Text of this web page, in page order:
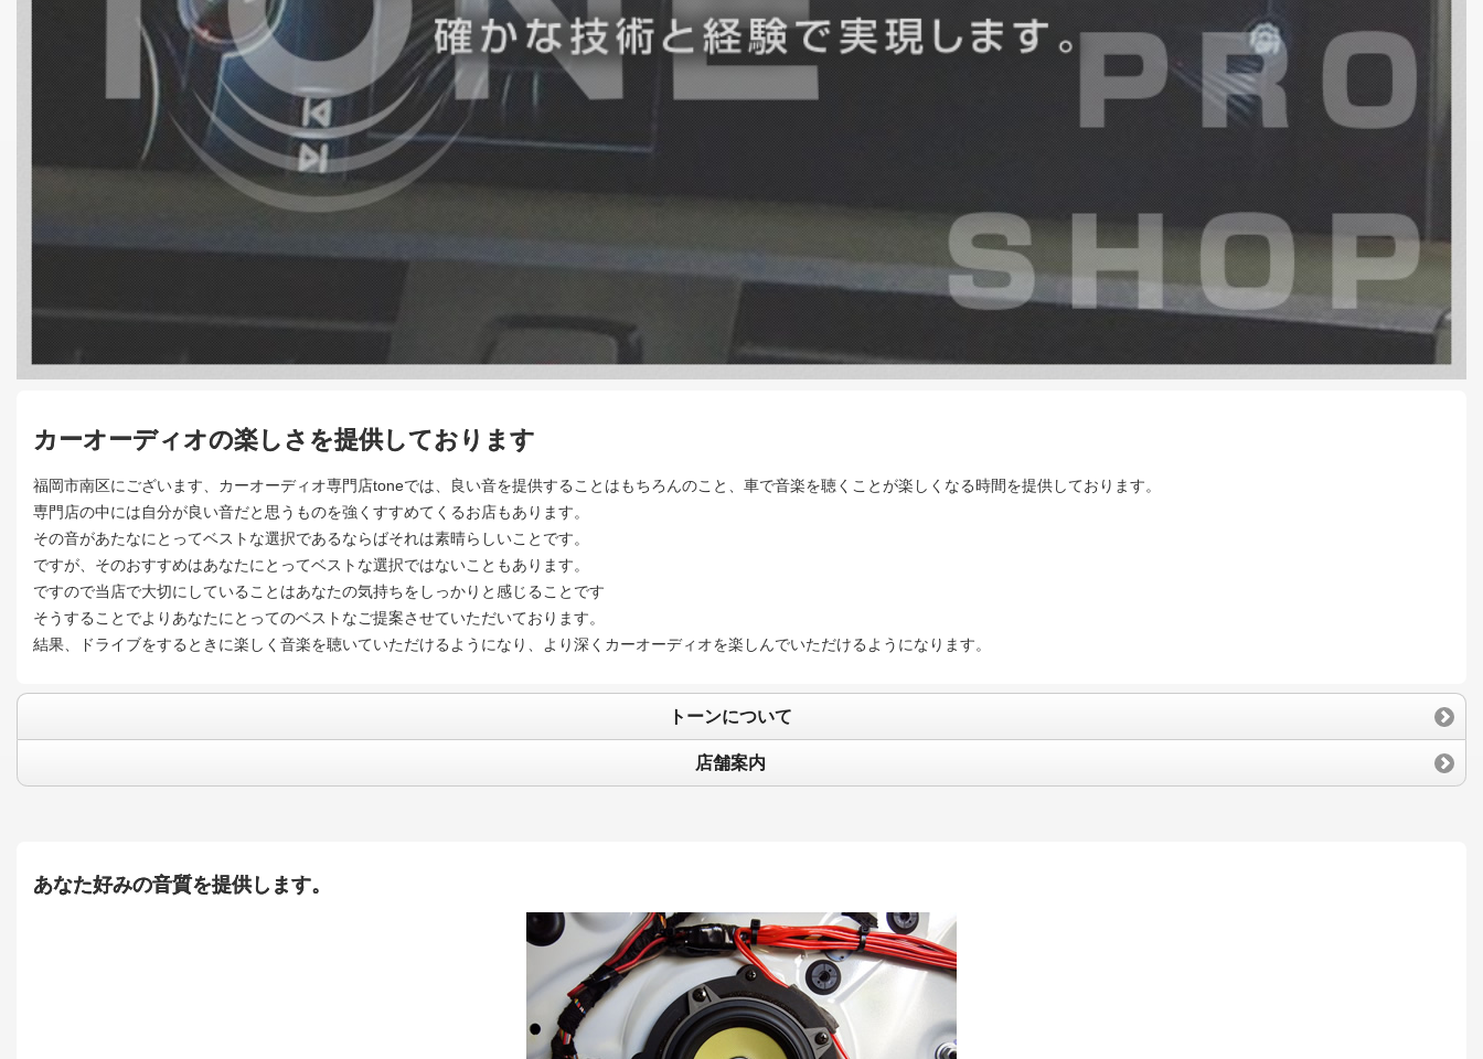
カーオーディオの楽しさを提供しております
福岡市南区にございます、カーオーディオ専門店toneでは、良い音を提供することはもちろんのこと、車で音楽を聴くことが楽しくなる時間を提供しております。
専門店の中には自分が良い音だと思うものを強くすすめてくるお店もあります。
その音があたなにとってベストな選択であるならばそれは素晴らしいことです。
ですが、そのおすすめはあなたにとってベストな選択ではないこともあります。
ですので当店で大切にしていることはあなたの気持ちをしっかりと感じることです
そうすることでよりあなたにとってのベストなご提案させていただいております。
結果、ドライブをするときに楽しく音楽を聴いていただけるようになり、より深くカーオーディオを楽しんでいただけるようになります。
トーンについて
店舗案内
あなた好みの音質を提供します。